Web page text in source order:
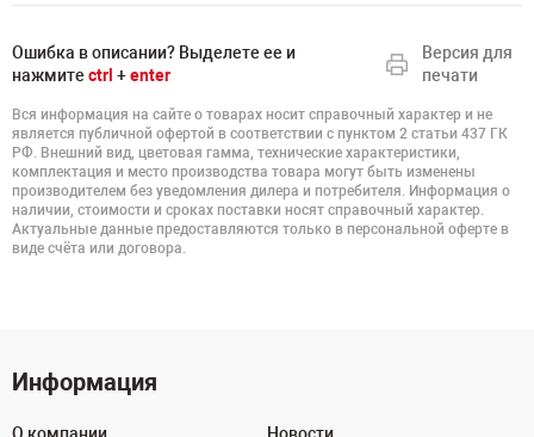
Ошибка в описании? Выделете ее и
нажмите ctrl +enter
Версия для
печати
Вся информация на сайте о товарах носит справочный характер и не
является публичной офертой в соответствии с пунктом 2 статьи 437 ГК
РФ. Внешний вид, цветовая гамма, технические характеристики,
комплектация и место производства товара могут быть изменены
производителем без уведомления дилера и потребителя. Информация о
наличии, стоимости и сроках поставки носят справочный характер.
Актуальные данные предоставляются только в персональной оферте в
виде счёта или договора.
Информация